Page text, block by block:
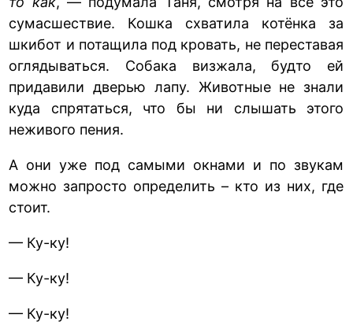
сумасшествие. Кошка схватила котёнка за
шкибот и потащила под кровать, не переставая
оглядываться. Собака визжала, будто ей
придавили дверью лапу. Животные не знали
куда спрятаться, что бы ни слышать этого
неживого пения.
А они уже под самыми окнами и по звукам
можно запросто определить – кто из них, где
стоит.
— Ку-ку!
— Ку-ку!
— Ку-ку!